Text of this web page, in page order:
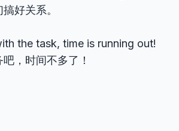
好关系。
the task, time is running out!
，时间不多了！